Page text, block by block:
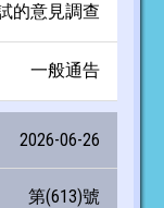
的意見調查
一般通告
2026-06-26
第(613)號